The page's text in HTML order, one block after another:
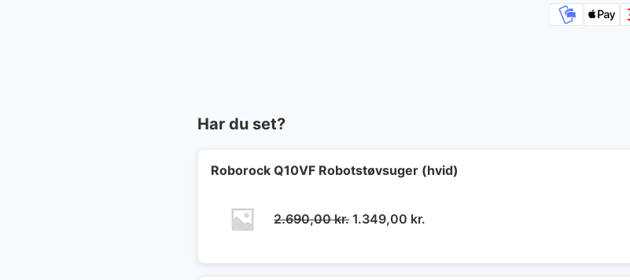
Har du set?
Roborock Q10VF Robotstøvsuger (hvid)
2.690,00kr. Den
1.349,00 kr.